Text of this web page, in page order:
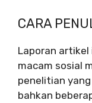
CARA
Laporan artikel
macam sosial
penelitian
bahkan